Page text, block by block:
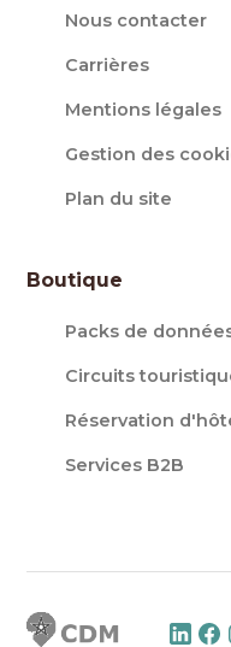
Nous contacter
Carrières
Mentions légales
Gestion des
Plan du site
Boutique
Packs de
Circuits
Réservation
Services B2B